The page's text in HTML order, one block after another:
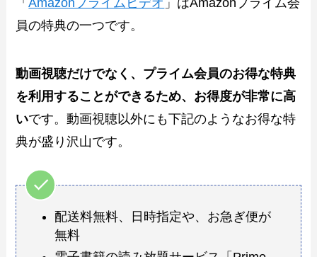
「Amazonプライムビデオ 」はAmazonプライム会
員の特典の一つです。
動画視聴だけでなく、プライム会員のお得な特典
を利用することができるため、お得度が非常に高
いです。動画視聴以外にも下記のようなお得な特
典が盛り沢山です。
配送料無料、日時指定や、お急ぎ便が
無料